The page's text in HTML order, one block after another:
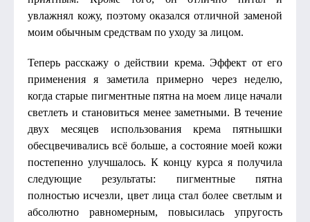
увлажнял кожу, поэтому оказался отличной заменой
моим обычным средствам по уходу за лицом.
Теперь расскажу о действии крема. Эффект от его
применения я заметила примерно через неделю,
когда старые пигментные пятна на моем лице начали
светлеть и становиться менее заметными. В течение
двух месяцев использования крема пятнышки
обесцвечивались всё больше, а состояние моей кожи
постепенно улучшалось. К концу курса я получила
следующие результаты: пигментные пятна
полностью исчезли, цвет лица стал более светлым и
абсолютно равномерным, повысилась упругость